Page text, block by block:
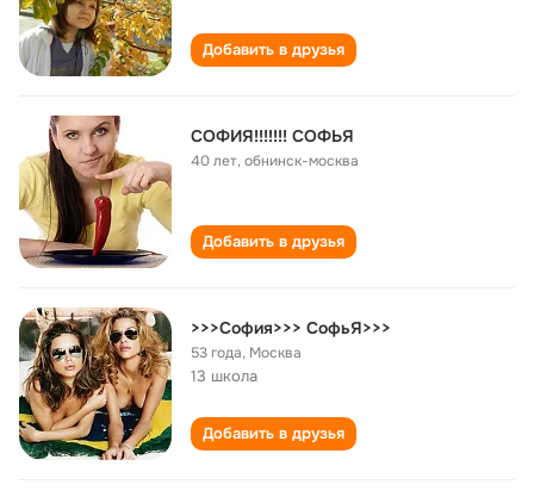
Добавить в друзья
СОФИЯ!!!!!!! СОФЬЯ
40 лет,обнинск-москва
Добавить в друзья
>>>София>>> СофьЯ>>>
53 года, Москва
13 школа
Добавить в друзья